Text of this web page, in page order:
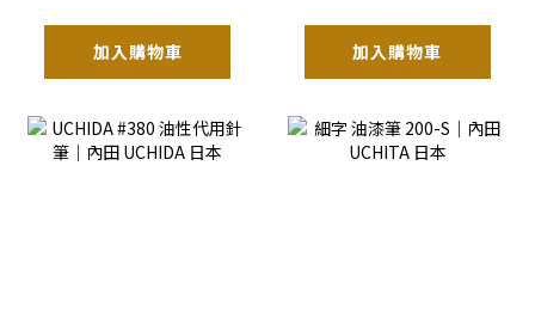
加入購物車 加入購物車